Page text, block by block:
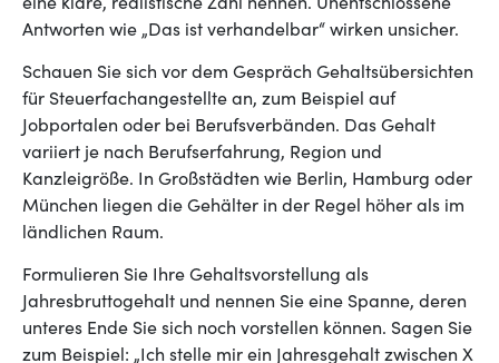
eine klare, realistische Zahl nennen. Unentschlossene
Antworten wie „Das ist verhandelbar“ wirken unsicher.
Schauen Sie sich vor dem Gespräch Gehaltsübersichten
für Steuerfachangestellte an, zum Beispiel auf
Jobportalen oder bei Berufsverbänden. Das Gehalt
variiert je nach Berufserfahrung, Region und
Kanzleigröße. In Großstädten wie Berlin, Hamburg oder
München liegen die Gehälter in der Regel höher als im
ländlichen Raum.
Formulieren Sie Ihre Gehaltsvorstellung als
Jahresbruttogehalt und nennen Sie eine Spanne, deren
unteres Ende Sie sich noch vorstellen können. Sagen Sie
zum Beispiel: „Ich stelle mir ein Jahresgehalt zwischen X